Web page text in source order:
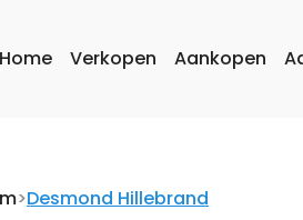
Home Verkopen Aankopen
>Desmond Hillebrand